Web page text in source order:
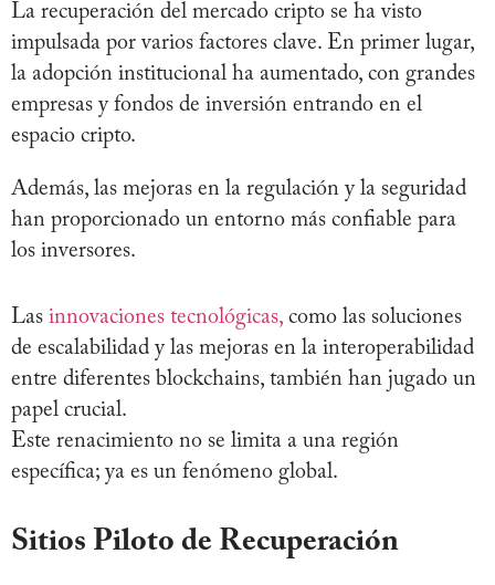
La recuperación del mercado cripto se ha visto
impulsada por varios factores clave. En primer lugar,
la adopción institucional ha aumentado, con grandes
empresas y fondos de inversión entrando en el
espacio cripto.
Además, las mejoras en la regulación y la seguridad
han proporcionado un entorno más confiable para
los inversores.
Las innovaciones tecnológicas, como las soluciones
de escalabilidad y las mejoras en la interoperabilidad
entre diferentes blockchains, también han jugado un
papel crucial.
Este renacimiento no se limita a una región
específica; ya es un fenómeno global.
Sitios Piloto de Recuperación